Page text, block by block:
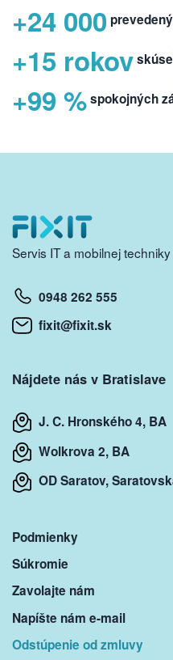
+24 000
+15 rokov
+99 %spokojných
Servis IT a mobilnej techniky
0948 262 555
fixit@fixit.sk
Nájdete nás v Bratislave
J. C. Hronského 4, BA
Wolkrova 2, BA
OD Saratov,
Podmienky
Súkromie
Zavolajte nám
Napíšte nám e-mail
Odstúpenie od zmluvy